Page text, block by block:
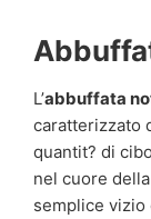
L’abbuffata
caratterizzato
quantit? di
nel cuore
semplice vizio